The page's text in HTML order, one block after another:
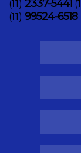
(11) 2337-5441
(11) 99524-6518